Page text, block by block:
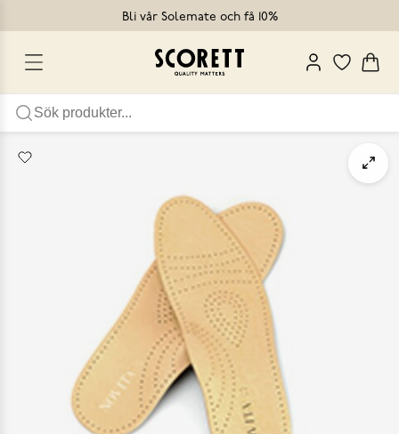
Bli vår Solemate och få 10%